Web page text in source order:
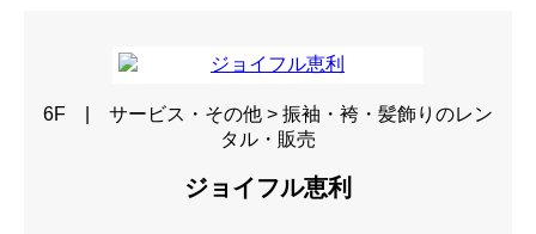
6F | サービス・その他 > 振袖・袴・髪飾りのレン
タル・販売
ジョイフル恵利